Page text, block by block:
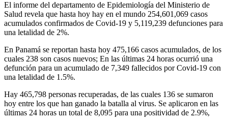
El informe del departamento de Epidemiología del Ministerio de
Salud revela que hasta hoy hay en el mundo 254,601,069 casos
acumulados confirmados de Covid-19 y 5,119,239 defunciones para
una letalidad de 2%.
En Panamá se reportan hasta hoy 475,166 casos acumulados, de los
cuales 238 son casos nuevos; En las últimas 24 horas ocurrió una
defunción para un acumulado de 7,349 fallecidos por Covid-19 con
una letalidad de 1.5%.
Hay 465,798 personas recuperadas, de las cuales 136 se sumaron
hoy entre los que han ganado la batalla al virus. Se aplicaron en las
últimas 24 horas un total de 8,095 para una positividad de 2.9%,